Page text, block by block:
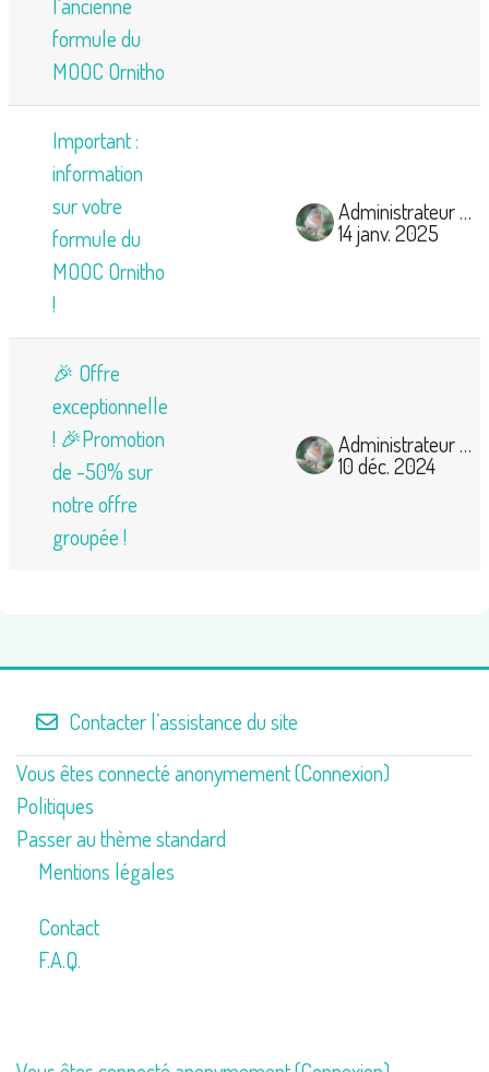
formule du
MOOC Ornitho
Important :
information
sur votre
formule du
MOOC Ornitho
!
Administrateur Mooc Ornitho
14 janv. 2025
🎉 Offre
exceptionnelle
! 🎉Promotion
de -50% sur
notre offre
groupée !
Administrateur Mooc Ornitho
10 déc. 2024
Contacter l’assistance du site
Vous êtes connecté anonymement (Connexion)
Politiques
Passer au thème standard
Mentions légales
Contact
F.A.Q.